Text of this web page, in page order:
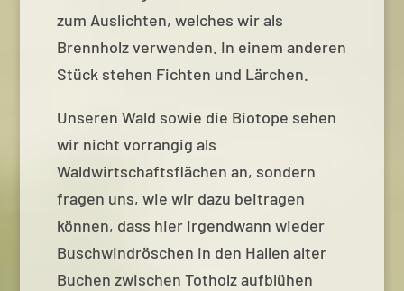
zum Auslichten, welches wir als
Brennholz verwenden. In einem anderen
Stück stehen Fichten und Lärchen.
Unseren Wald sowie die Biotope sehen
wir nicht vorrangig als
Waldwirtschaftsflächen an, sondern
fragen uns, wie wir dazu beitragen
können, dass hier irgendwann wieder
Buschwindröschen in den Hallen alter
Buchen zwischen Totholz aufblühen